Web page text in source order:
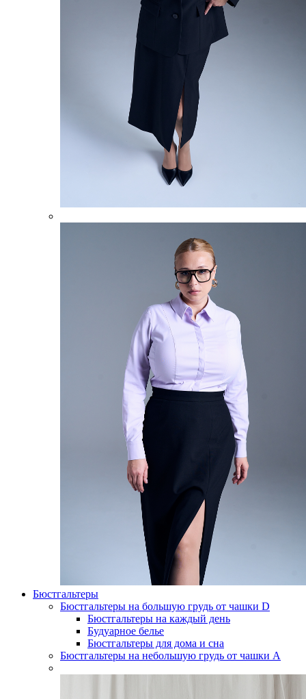
Бюстгальтеры
Бюстгальтеры на большую грудь от чашки D
Бюстгальтеры на каждый день
Будуарное белье
Бюстгальтеры для дома и сна
Бюстгальтеры на небольшую грудь от чашки А